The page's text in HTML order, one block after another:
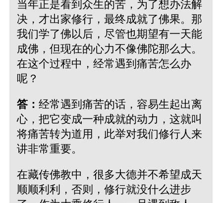
当年正是看到众生的苦，为了想办法解
决，才出家修行，最终成就了佛果。那
我们学了佛以后，尽管也期望有一天能
成佛，但现在的心力不像佛陀那么大。
在这个过程中，经常遇到痛苦怎么办
呢？
答： 经常遇到痛苦的话，容易生起出离
心，把它变成一种成就的动力，这就叫
将痛苦转为道用，此举对我们修行人来
讲非常重要。
在藏传佛教中，很多大德并不希望成天
顺顺利利，否则，修行就没什么进步